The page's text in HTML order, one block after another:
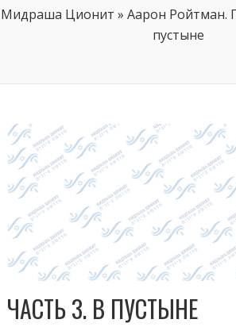
Мидраша Ционит » Аарон Ройтман.
пустыне
ЧАСТЬ 3. В ПУСТЫНЕ